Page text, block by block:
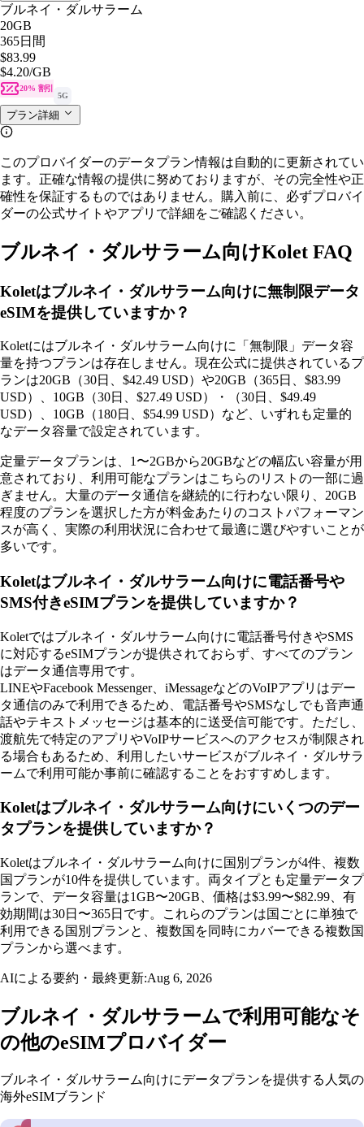
ブルネイ・ダルサラーム
20GB
365日間
$83.99
$4.20/GB
20% 割引
5G
プラン詳細
このプロバイダーのデータプラン情報は自動的に更新されてい
ます。正確な情報の提供に努めておりますが、その完全性や正
確性を保証するものではありません。購入前に、必ずプロバイ
ダーの公式サイトやアプリで詳細をご確認ください。
ブルネイ・ダルサラーム向けKolet FAQ
Koletはブルネイ・ダルサラーム向けに無制限データ
eSIMを提供していますか？
Koletにはブルネイ・ダルサラーム向けに「無制限」データ容
量を持つプランは存在しません。現在公式に提供されているプ
ランは20GB（30日、$42.49 USD）や20GB（365日、$83.99
USD）、10GB（30日、$27.49 USD）・（30日、$49.49
USD）、10GB（180日、$54.99 USD）など、いずれも定量的
なデータ容量で設定されています。
定量データプランは、1〜2GBから20GBなどの幅広い容量が用
意されており、利用可能なプランはこちらのリストの一部に過
ぎません。大量のデータ通信を継続的に行わない限り、20GB
程度のプランを選択した方が料金あたりのコストパフォーマン
スが高く、実際の利用状況に合わせて最適に選びやすいことが
多いです。
Koletはブルネイ・ダルサラーム向けに電話番号や
SMS付きeSIMプランを提供していますか？
Koletではブルネイ・ダルサラーム向けに電話番号付きやSMS
に対応するeSIMプランが提供されておらず、すべてのプラン
はデータ通信専用です。
LINEやFacebook Messenger、iMessageなどのVoIPアプリはデー
タ通信のみで利用できるため、電話番号やSMSなしでも音声通
話やテキストメッセージは基本的に送受信可能です。ただし、
渡航先で特定のアプリやVoIPサービスへのアクセスが制限され
る場合もあるため、利用したいサービスがブルネイ・ダルサラ
ームで利用可能か事前に確認することをおすすめします。
Koletはブルネイ・ダルサラーム向けにいくつのデー
タプランを提供していますか？
Koletはブルネイ・ダルサラーム向けに国別プランが4件、複数
国プランが10件を提供しています。両タイプとも定量データプ
ランで、データ容量は1GB〜20GB、価格は$3.99〜$82.99、有
効期間は30日〜365日です。これらのプランは国ごとに単独で
利用できる国別プランと、複数国を同時にカバーできる複数国
プランから選べます。
AIによる要約・最終更新:Aug 6, 2026
ブルネイ・ダルサラームで利用可能なそ
の他のeSIMプロバイダー
ブルネイ・ダルサラーム向けにデータプランを提供する人気の
海外eSIMブランド